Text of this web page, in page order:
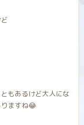
もあるけど大人にな
ますね😂